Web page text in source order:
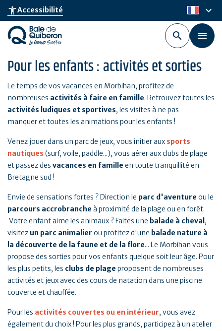
Aller
au
contenu
principal
accessibility_newAccessibilité fr
keyboard_arrow_down
Pour les enfants : activités et sorties
Le temps de vos vacances en Morbihan, profitez de
nombreuses activités à faire en famille. Retrouvez toutes les
activités ludiques et sportives, les visites à ne pas
manquer et toutes les animations pour les enfants !
Venez jouer dans un parc de jeux, vous initier aux sports
nautiques (surf, voile, paddle...), vous aérer aux clubs de plage
et passez des vacances en famille en toute tranquillité en
Bretagne sud !
Envie de sensations fortes ? Direction le parc d'aventure ou le
parcours accrobranche à proximité de la plage ou en forêt.
Votre enfant aime les animaux ? Faites une balade à cheval ,
visitez un parc animalier ou profitez d'une balade nature à
la découverte de la faune et de la flore... Le Morbihan vous
propose des sorties pour vos enfants quelque soit leur âge. Pour
les plus petits, les clubs de plage proposent de nombreuses
activités et jeux avec des cours de natation dans une piscine
couverte et chauffée.
Pour les activités couvertes ou en intérieur, vous avez
également du choix ! Pour les plus grands, participez à un atelier